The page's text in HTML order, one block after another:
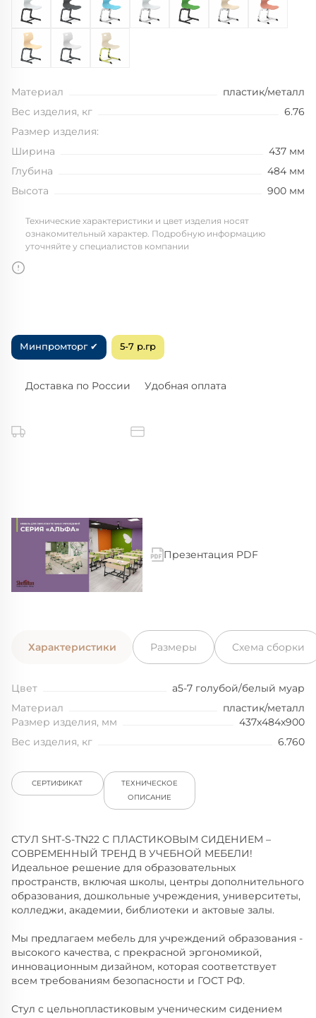
Материал
пластик/металл
Вес изделия, кг
6.76
Размер изделия:
Ширина
437 мм
Глубина
484 мм
Высота
900 мм
Технические характеристики и цвет изделия носят
ознакомительный характер. Подробную информацию
уточняйте у специалистов компании
Минпромторг ✔ 5-7 р.гр
Доставка по России Удобная оплата
Презентация PDF
Характеристики Размеры Схема сборки
Цвет
а5-7 голубой/белый муар
Материал
пластик/металл
Размер изделия, мм
437x484x900
Вес изделия, кг
6.760
СЕРТИФИКАТ
ТЕХНИЧЕСКОЕ
ОПИСАНИЕ
СТУЛ SHT-S-TN22 С ПЛАСТИКОВЫМ СИДЕНИЕМ –
СОВРЕМЕННЫЙ ТРЕНД В УЧЕБНОЙ МЕБЕЛИ!
Идеальное решение для образовательных
пространств, включая школы, центры дополнительного
образования, дошкольные учреждения, университеты,
колледжи, академии, библиотеки и актовые залы.
Мы предлагаем мебель для учреждений образования -
высокого качества, с прекрасной эргономикой,
инновационным дизайном, которая соответствует
всем требованиям безопасности и ГОСТ РФ.
Стул с цельнопластиковым ученическим сидением